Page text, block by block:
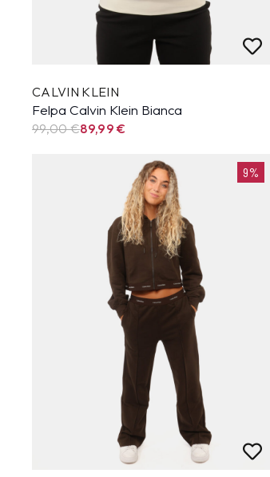
CALVIN KLEIN
Felpa Calvin Klein Bianca
99,00 €89,99€
9%